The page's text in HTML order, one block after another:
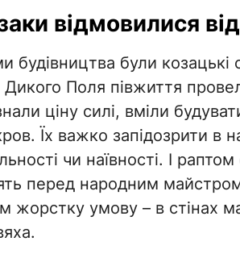
відмовилися від
будівництва були козацькі
Поля півжиття
ціну силі, вміли
Їх важко запідозрити в
чи наївності. І раптом
перед народним
жорстку умову – в стінах